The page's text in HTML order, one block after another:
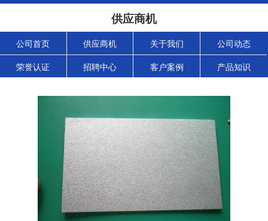
供应商机
公司首页 供应商机 关于我们 公司动态
荣誉认证 招聘中心 客户案例 产品知识